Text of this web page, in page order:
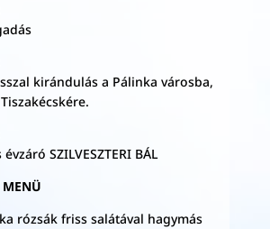
kirándulás a Pálinka városba,
SZILVESZTERI BÁL
MENÜ
rózsák friss salátával hagymás